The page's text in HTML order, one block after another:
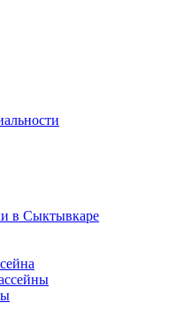
в Сыктывкаре